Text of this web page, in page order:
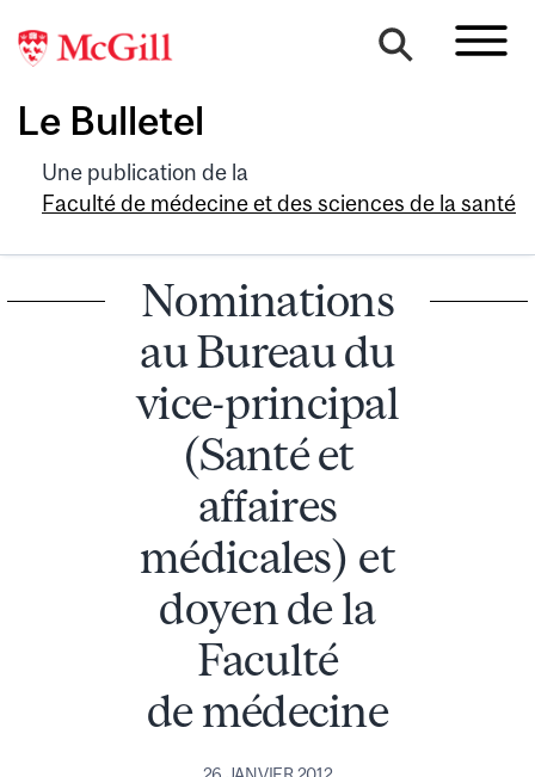
Le Bulletel
Une publication de la
Faculté de médecine et des sciences de la santé
Nominations
au Bureau du
vice-principal
(Santé et
affaires
médicales) et
doyen de la
Faculté
de médecine